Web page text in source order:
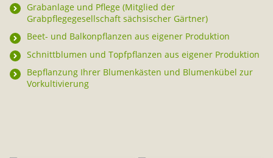
Grabanlage und Pflege (Mitglied der
Grabpflegegesellschaft sächsischer Gärtner)
Beet- und Balkonpflanzen aus eigener Produktion
Schnittblumen und Topfpflanzen aus eigener Produktion
Bepflanzung Ihrer Blumenkästen und Blumenkübel zur
Vorkultivierung